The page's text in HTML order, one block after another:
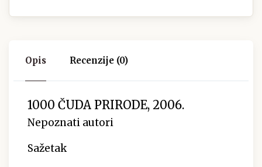
Opis Recenzije (0)
1000 ČUDA PRIRODE, 2006.
Nepoznati autori
Sažetak